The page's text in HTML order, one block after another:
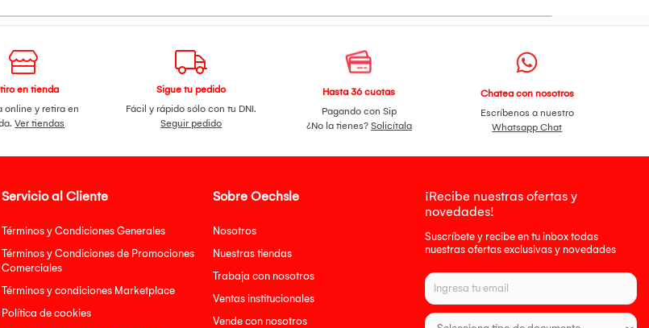
en tienda
online y retira en
Ver tiendas
Sigue tu pedido
Fácil y rápido sólo con tu DNI.
Seguir pedido
Hasta 36 cuotas
Pagando con Sip
¿No la tienes? Solicítala
Chatea con nosotros
Escríbenos a nuestro
Whatsapp Chat
Servicio al Cliente
Términos y Condiciones Generales
Términos y Condiciones de Promociones
Comerciales
Términos y condiciones Marketplace
Política de cookies
Sobre Oechsle
Nosotros
Nuestras tiendas
Trabaja con nosotros
Ventas institucionales
Vende con nosotros
¡Recibe nuestras ofertas y
novedades!
Suscríbete y recibe en tu inbox todas
nuestras ofertas exclusivas y novedades